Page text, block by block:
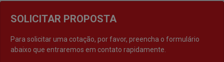
SOLICITAR PROPOSTA
Para solicitar uma cotação, por favor, preencha o formulário
abaixo que entraremos em contato rapidamente.